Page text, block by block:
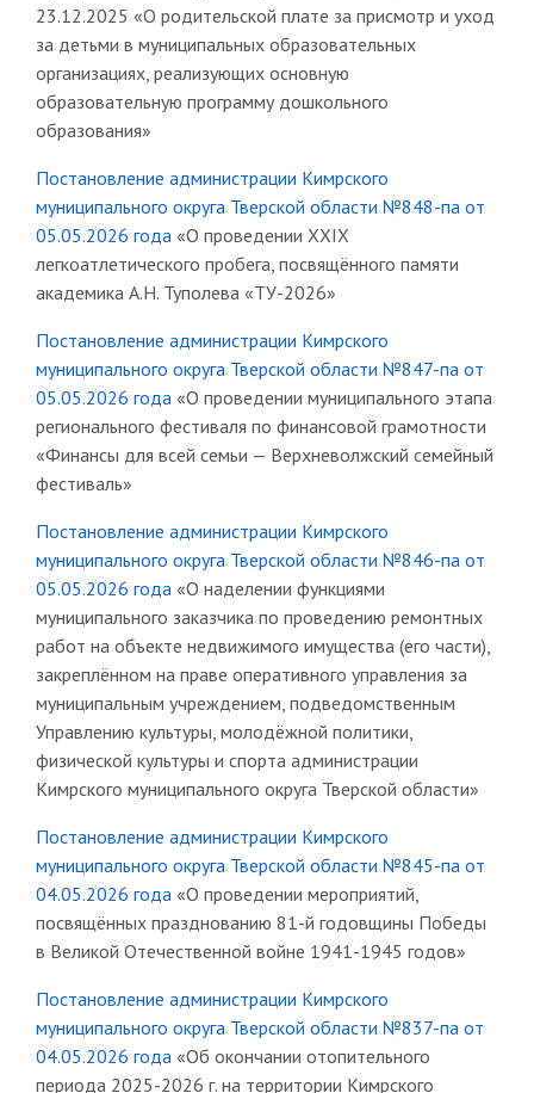
23.12.2025 «О родительской плате за присмотр и уход
за детьми в муниципальных образовательных
организациях, реализующих основную
образовательную программу дошкольного
образования»
Постановление администрации Кимрского
муниципального округа Тверской области №848-па от
05.05.2026 года «О проведении XXIX
легкоатлетического пробега, посвящённого памяти
академика А.Н. Туполева «ТУ-2026»
Постановление администрации Кимрского
муниципального округа Тверской области №847-па от
05.05.2026 года «О проведении муниципального этапа
регионального фестиваля по финансовой грамотности
«Финансы для всей семьи — Верхневолжский семейный
фестиваль»
Постановление администрации Кимрского
муниципального округа Тверской области №846-па от
05.05.2026 года «О наделении функциями
муниципального заказчика по проведению ремонтных
работ на объекте недвижимого имущества (его части),
закреплённом на праве оперативного управления за
муниципальным учреждением, подведомственным
Управлению культуры, молодёжной политики,
физической культуры и спорта администрации
Кимрского муниципального округа Тверской области»
Постановление администрации Кимрского
муниципального округа Тверской области №845-па от
04.05.2026 года «О проведении мероприятий,
посвящённых празднованию 81-й годовщины Победы
в Великой Отечественной войне 1941-1945 годов»
Постановление администрации Кимрского
муниципального округа Тверской области №837-па от
04.05.2026 года «Об окончании отопительного
периода 2025-2026 г. на территории Кимрского